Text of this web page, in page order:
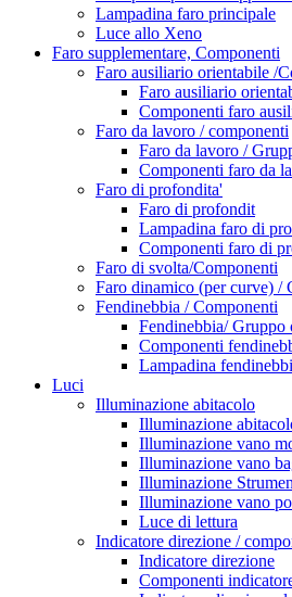
Lampadina faro principale
Luce allo Xeno
Faro supplementare, Componenti
Faro ausiliario orientabile /
Faro ausiliario
Componenti faro
Faro da lavoro / componenti
Faro da lavoro /
Componenti faro da
Faro di profondita'
Faro di profondit
Lampadina faro di
Componenti faro di
Faro di svolta/Componenti
Faro dinamico (per curve) /
Fendinebbia / Componenti
Fendinebbia/ Gruppo
Componenti
Lampadina
Luci
Illuminazione abitacolo
Illuminazione
Illuminazione vano
Illuminazione vano
Illuminazione
Illuminazione vano
Luce di lettura
Indicatore direzione /
Indicatore direzione
Componenti